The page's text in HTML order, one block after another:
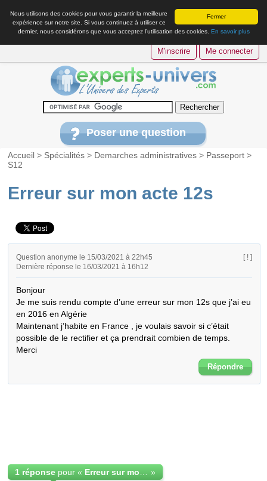
Fermer
Nous utilisons des cookies pour vous garantir la meilleure
expérience sur notre site. Si vous continuez à utiliser ce
dernier, nous considérons que vous acceptez l’utilisation des cookies. En savoir plus
M'inscrire Me connecter
Poser une question
Accueil > Spécialités > Demarches administratives > Passeport >
S12
Erreur sur mon acte 12s
Question anonyme le 15/03/2021 à 22h45
Dernière réponse le 16/03/2021 à 16h12
[ ! ]
Bonjour
Je me suis rendu compte d’une erreur sur mon 12s que j’ai eu
en 2016 en Algérie
Maintenant j’habite en France , je voulais savoir si c’était
possible de le rectifier et ça prendrait combien de temps.
Merci
Répondre
1 réponse pour « »